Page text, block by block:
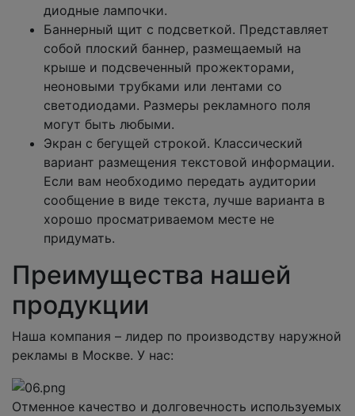
диодные лампочки.
Баннерный щит с подсветкой. Представляет
собой плоский баннер, размещаемый на
крыше и подсвеченный прожекторами,
неоновыми трубками или лентами со
светодиодами. Размеры рекламного поля
могут быть любыми.
Экран с бегущей строкой. Классический
вариант размещения текстовой информации.
Если вам необходимо передать аудитории
сообщение в виде текста, лучше варианта в
хорошо просматриваемом месте не
придумать.
Преимущества нашей
продукции
Наша компания – лидер по производству наружной
рекламы в Москве. У нас:
Отменное качество и долговечность используемых